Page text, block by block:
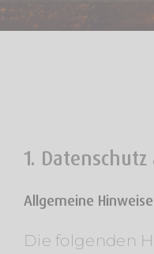
1.
Allgemeine Hinweise
Die folgenden